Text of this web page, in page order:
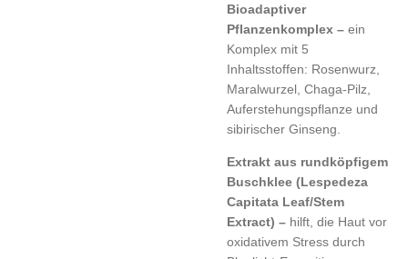
Bioadaptiver
Pflanzenkomplex – ein
Komplex mit 5
Inhaltsstoffen: Rosenwurz,
Maralwurzel, Chaga-Pilz,
Auferstehungspflanze und
sibirischer Ginseng.
Extrakt aus rundköpfigem
Buschklee (Lespedeza
Capitata Leaf/Stem
Extract) – hilft, die Haut vor
oxidativem Stress durch